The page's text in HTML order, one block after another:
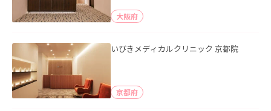
大阪府
いびきメディカルクリニック 京都院
京都府